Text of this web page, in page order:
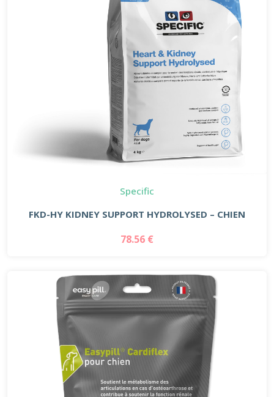
Specific
FKD-HY KIDNEY SUPPORT HYDROLYSED – CHIEN
78.56 €